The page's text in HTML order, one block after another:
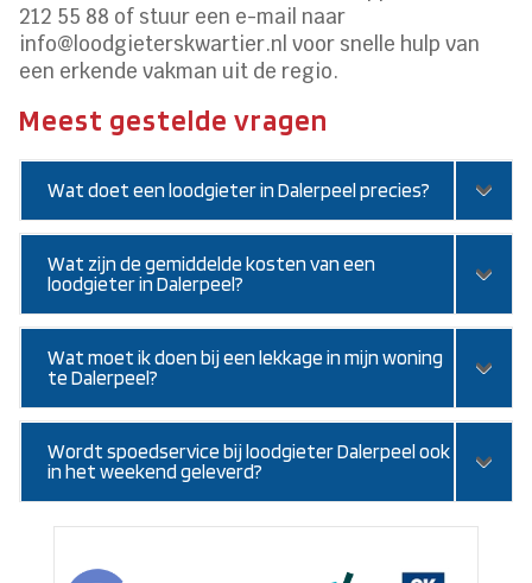
212 55 88 of stuur een e-mail naar
info@loodgieterskwartier.nl voor snelle hulp van
een erkende vakman uit de regio.
Meest gestelde vragen
Wat doet een loodgieter in Dalerpeel precies?
Wat zijn de gemiddelde kosten van een
loodgieter in Dalerpeel?
Wat moet ik doen bij een lekkage in mijn woning
te Dalerpeel?
Wordt spoedservice bij loodgieter Dalerpeel ook
in het weekend geleverd?